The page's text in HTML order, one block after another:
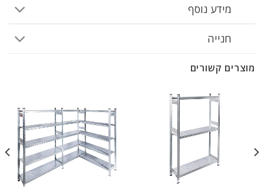
מידע נוסף
חנייה
מוצרים קשורים